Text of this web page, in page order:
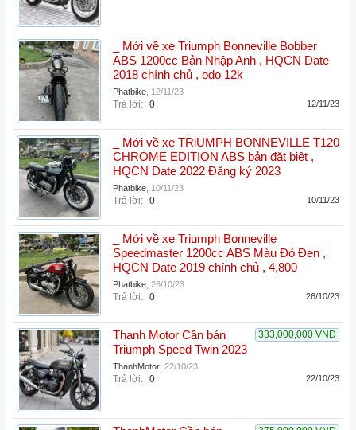
_ Mới về xe Triumph Bonneville Bobber
ABS 1200cc Bản Nhập Anh , HQCN Date
2018 chính chủ , odo 12k
Phatbike 12/11/23
Trả lời: 0 12/11/23
_ Mới về xe TRiUMPH BONNEVILLE T120
CHROME EDITION ABS bản đặt biệt ,
HQCN Date 2022 Đăng ký 2023
Phatbike 10/11/23
Trả lời: 0 10/11/23
_ Mới về xe Triumph Bonneville
Speedmaster 1200cc ABS Màu Đỏ Đen ,
HQCN Date 2019 chính chủ , 4,800
Phatbike 26/10/23
Trả lời: 0 26/10/23
333,000,000 VNĐ
Thanh Motor Cần bán
Triumph Speed Twin 2023
ThanhMotor 22/10/23
Trả lời: 0 22/10/23